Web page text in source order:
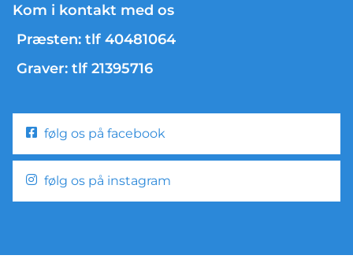
Kom i kontakt med os
Præsten: tlf 40481064
Graver: tlf 21395716
følg os på facebook
følg os på instagram